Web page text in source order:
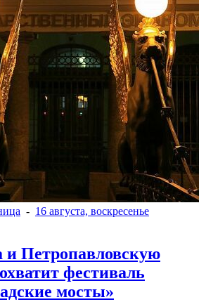
- 16 августа, воскресенье
и Петропавловскую
фестиваль
мосты»